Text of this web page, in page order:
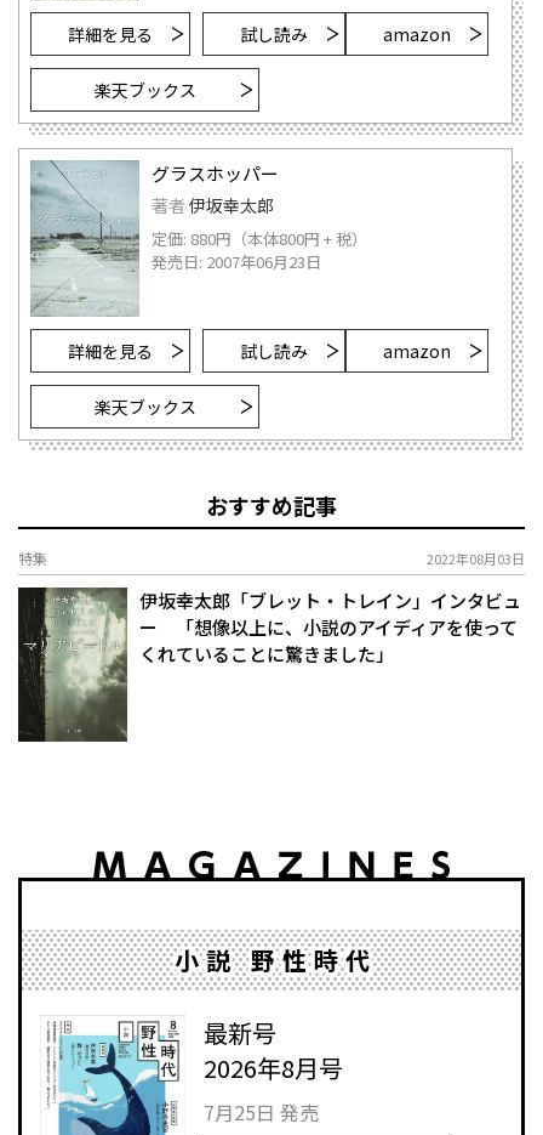
詳細を見る 試し読み amazon
楽天ブックス
グラスホッパー
著者 伊坂幸太郎
定価: 880円（本体800円 + 税）
発売日: 2007年06月23日
詳細を見る 試し読み amazon
楽天ブックス
おすすめ記事
特集 2022年08月03日
伊坂幸太郎「ブレット・トレイン」インタビュ
ー 「想像以上に、小説のアイディアを使って
くれていることに驚きました」
小説 野性時代
最新号
2026年8月号
7月25日 発売